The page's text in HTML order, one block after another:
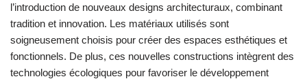
l’introduction de nouveaux designs architecturaux, combinant
tradition et innovation. Les matériaux utilisés sont
soigneusement choisis pour créer des espaces esthétiques et
fonctionnels. De plus, ces nouvelles constructions intègrent des
technologies écologiques pour favoriser le développement